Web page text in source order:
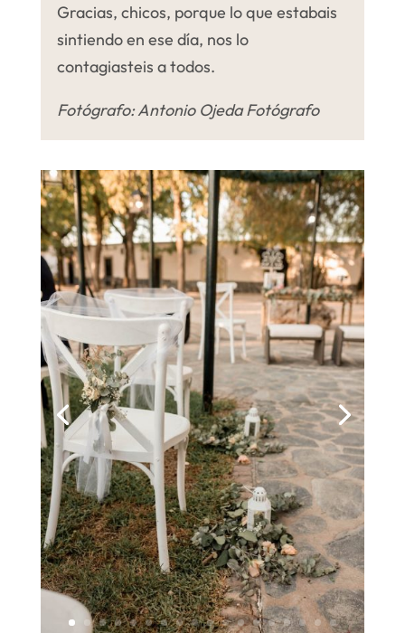
Gracias, chicos, porque lo que estabais
sintiendo en ese día, nos lo
contagiasteis a todos.
Fotógrafo: Antonio Ojeda Fotógrafo